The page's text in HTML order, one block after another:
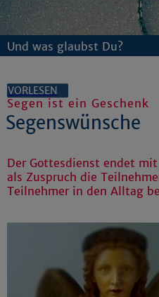
Und was glaubst Du?
VORLESEN
Segen ist ein Geschenk
Segenswünsche
Der Gottesdienst endet mit
als Zuspruch die
Teilnehmer in den Alltag